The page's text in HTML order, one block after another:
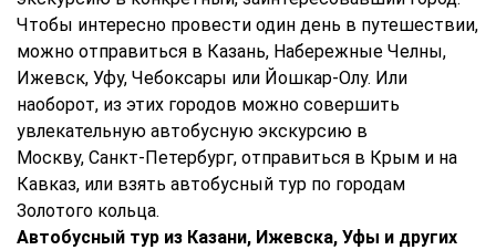
Чтобы интересно провести один день в путешествии,
можно отправиться в Казань, Набережные Челны,
Ижевск, Уфу, Чебоксары или Йошкар-Олу. Или
наоборот, из этих городов можно совершить
увлекательную автобусную экскурсию в
Москву, Санкт-Петербург, отправиться в Крым и на
Кавказ, или взять автобусный тур по городам
Золотого кольца.
Автобусный тур из Казани, Ижевска, Уфы и других